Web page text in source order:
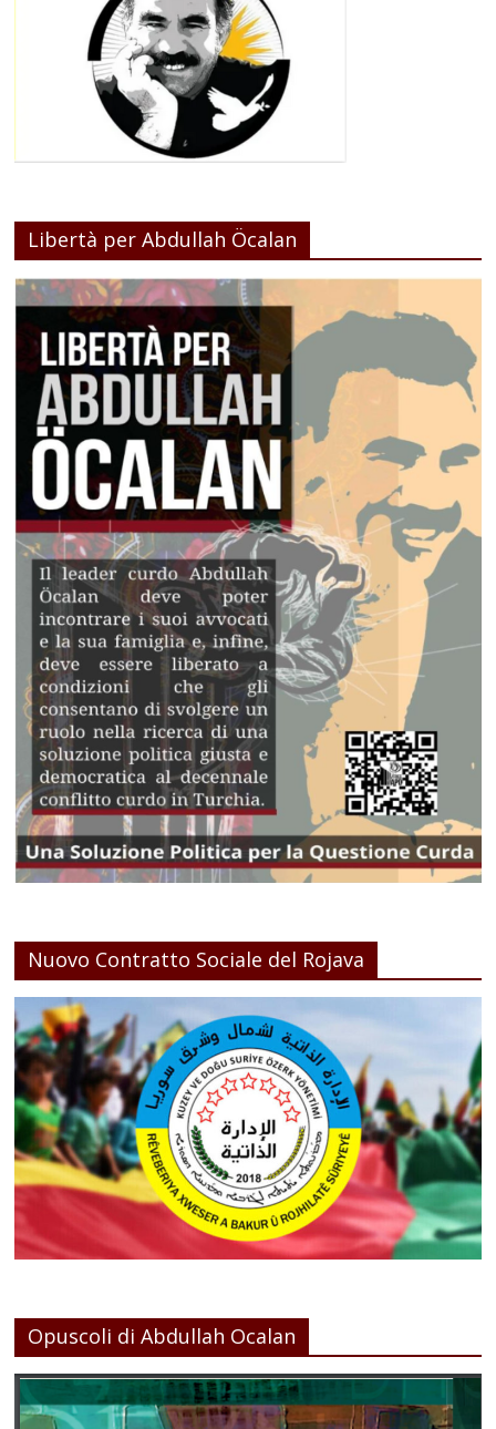
Libertà per Abdullah Öcalan
Nuovo Contratto Sociale del Rojava
Opuscoli di Abdullah Ocalan